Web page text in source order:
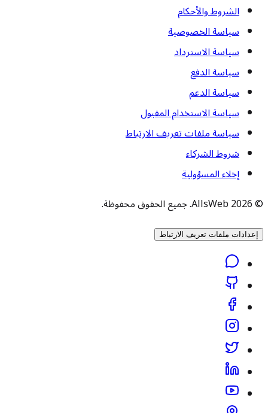
الشروط والأحكام
سياسة الخصوصية
سياسة الاسترداد
سياسة الدفع
سياسة الدعم
سياسة الاستخدام المقبول
سياسة ملفات تعريف الارتباط
شروط الشركاء
إخلاء المسؤولية
© 2026 AllsWeb. جميع الحقوق محفوظة.
إعدادات ملفات تعريف الارتباط